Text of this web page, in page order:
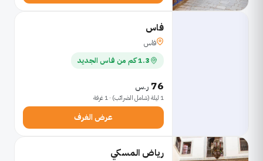
فاس
فاس
1.3 كم من فاس الجديد
76 ر.س
1 ليلة (شامل الضرائب) · 1 غرفة
عرض الغرف
رياض المسكي